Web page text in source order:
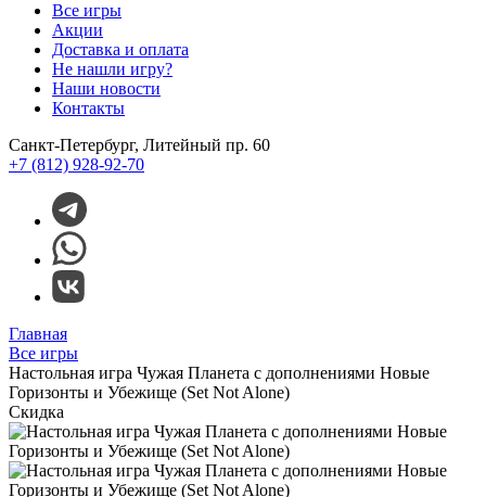
Все игры
Акции
Доставка и оплата
Не нашли игру?
Наши новости
Контакты
Санкт-Петербург, Литейный пр. 60
+7 (812) 928-92-70
Главная
Все игры
Настольная игра Чужая Планета с дополнениями Новые
Горизонты и Убежище (Set Not Alone)
Скидка